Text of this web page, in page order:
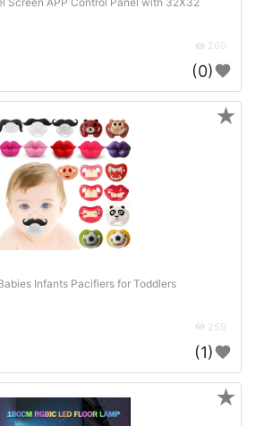
260
(0)
Infants Pacifiers for Toddlers
259
(1)
★
★